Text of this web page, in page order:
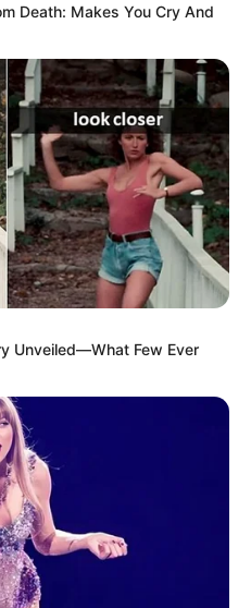
Death: Makes You Cry And
Unveiled—What Few Ever